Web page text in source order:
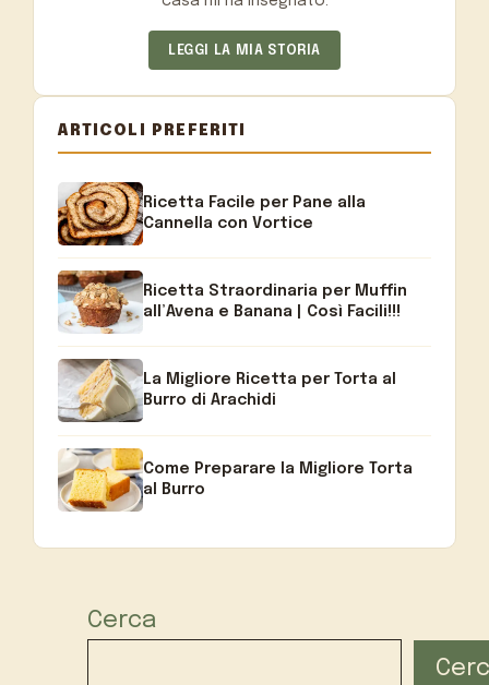
LEGGI LA MIA STORIA
ARTICOLI PREFERITI
Ricetta Facile per Pane alla
Cannella con Vortice
Ricetta Straordinaria per Muffin
all’Avena e Banana | Così Facili!!!
La Migliore Ricetta per Torta al
Burro di Arachidi
Come Preparare la Migliore Torta
al Burro
Cerca